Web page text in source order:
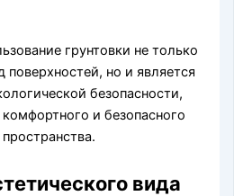
грунтовки не только
но и является
безопасности,
и безопасного
вида